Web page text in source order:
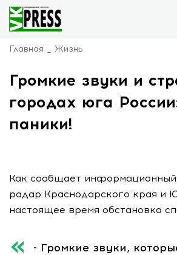
Главная Жизнь
Громкие звуки и
городах юга
паники!
Как сообщает информационный
радар Краснодарского края и
настоящее время обстановка
- Громкие звуки,